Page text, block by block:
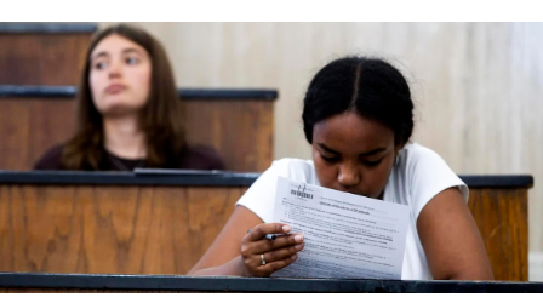
PODCAST
NEWSLETTER
I MIEI PREFERITI